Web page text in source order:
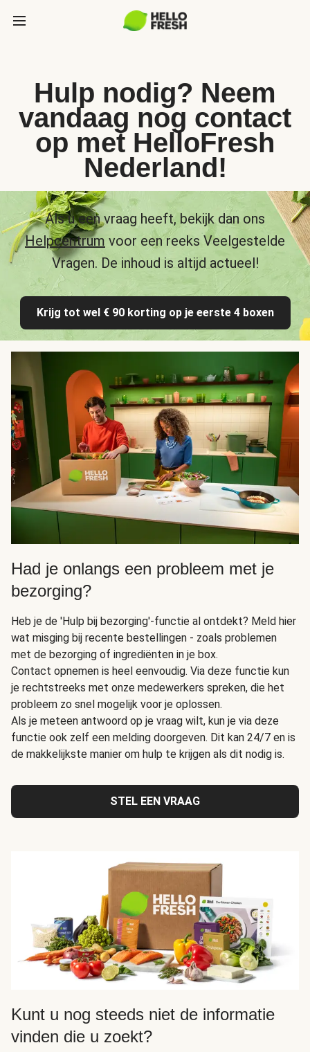
Hulp nodig? Neem
vandaag nog contact
op met HelloFresh
Nederland!
Als u een vraag heeft, bekijk dan ons
Helpcentrum voor een reeks Veelgestelde
Vragen. De inhoud is altijd actueel!
Krijg tot wel € 90 korting op je eerste 4 boxen
Had je onlangs een probleem met je
bezorging?
Heb je de 'Hulp bij bezorging'-functie al ontdekt? Meld hier
wat misging bij recente bestellingen - zoals problemen
met de bezorging of ingrediënten in je box.
Contact opnemen is heel eenvoudig. Via deze functie kun
je rechtstreeks met onze medewerkers spreken, die het
probleem zo snel mogelijk voor je oplossen.
Als je meteen antwoord op je vraag wilt, kun je via deze
functie ook zelf een melding doorgeven. Dit kan 24/7 en is
de makkelijkste manier om hulp te krijgen als dit nodig is.
STEL EEN VRAAG
Kunt u nog steeds niet de informatie
vinden die u zoekt?